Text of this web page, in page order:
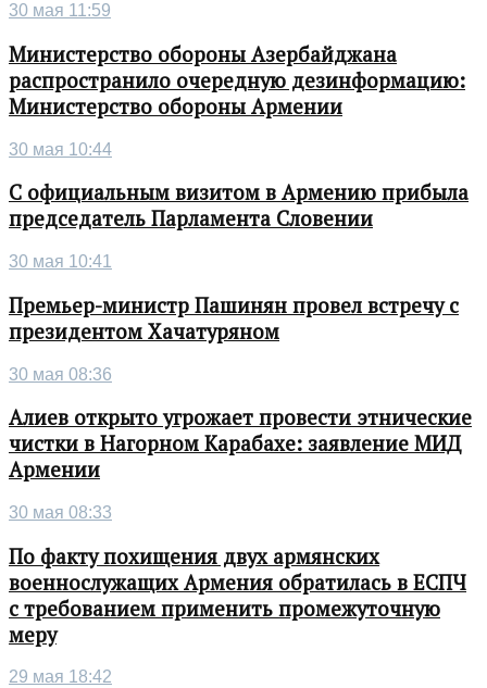
30 мая 11:59
Министерство обороны Азербайджана
распространило очередную дезинформацию:
Министерство обороны Армении
30 мая 10:44
С официальным визитом в Армению прибыла
председатель Парламента Словении
30 мая 10:41
Премьер-министр Пашинян провел встречу с
президентом Хачатуряном
30 мая 08:36
Алиев открыто угрожает провести этнические
чистки в Нагорном Карабахе: заявление МИД
Армении
30 мая 08:33
По факту похищения двух армянских
военнослужащих Армения обратилась в ЕСПЧ
с требованием применить промежуточную
меру
29 мая 18:42